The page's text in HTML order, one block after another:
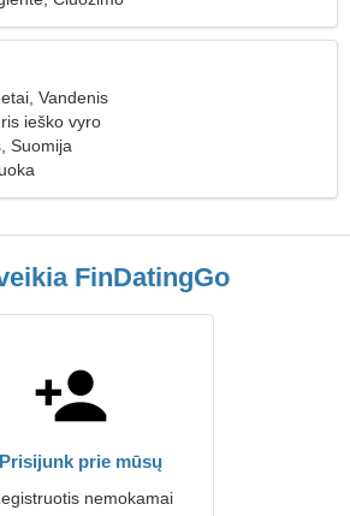
Vandenis
ieško vyro
Suomija
FinDatingGo
Prisijunk prie mūsų
nemokamai